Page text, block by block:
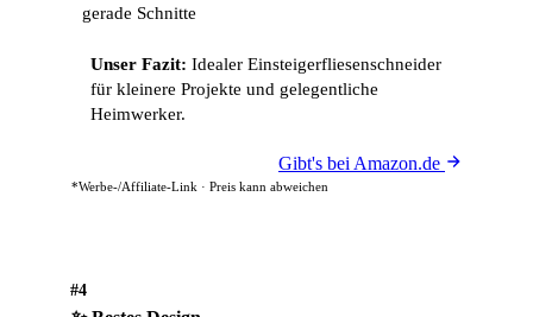
gerade Schnitte
Unser Fazit: Idealer Einsteigerfliesenschneider
für kleinere Projekte und gelegentliche
Heimwerker.
Gibt's bei Amazon.de
*Werbe-/Affiliate-Link · Preis kann abweichen
#4